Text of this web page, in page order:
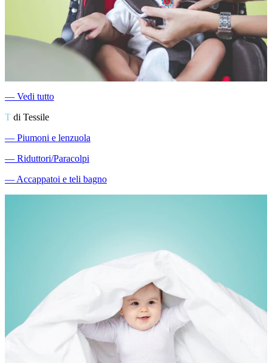
― Vedi tutto
T di Tessile
― Piumoni e lenzuola
― Riduttori/Paracolpi
―Accappatoi e teli bagno